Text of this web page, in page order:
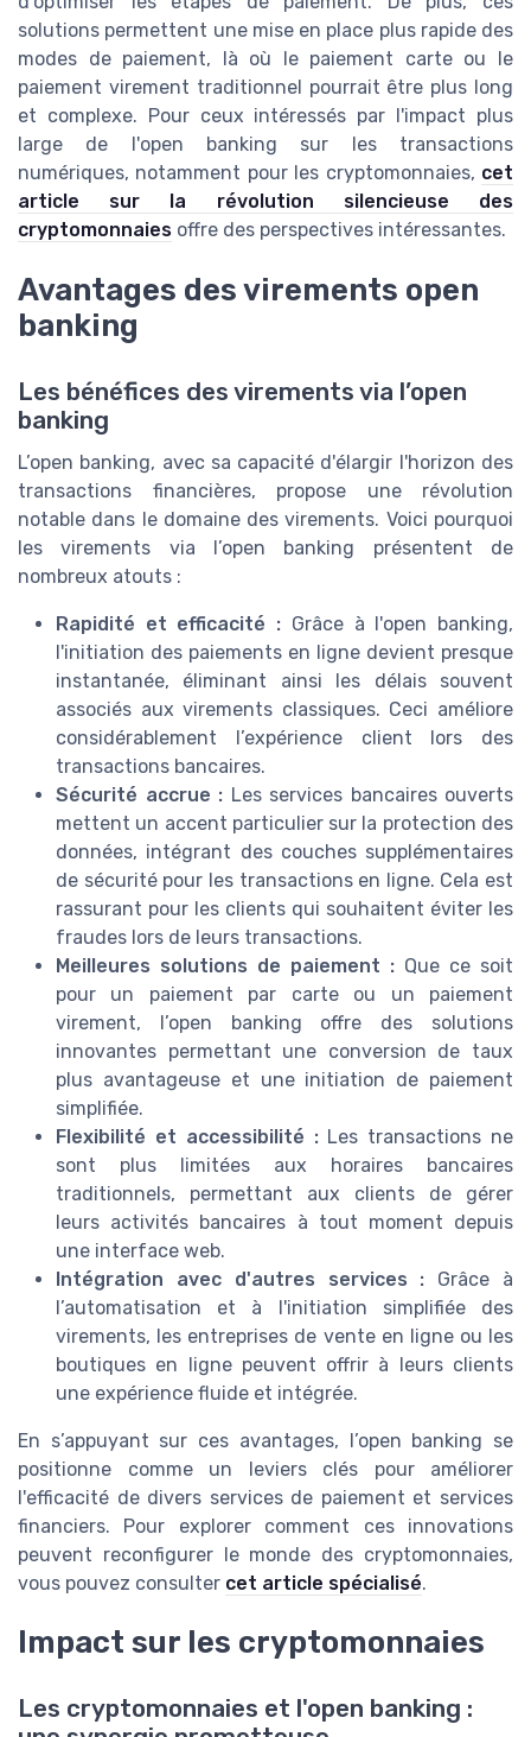
solutions permettent une mise en place plus rapide des
modes de paiement, là où le paiement carte ou le
paiement virement traditionnel pourrait être plus long
et complexe. Pour ceux intéressés par l'impact plus
large de l'open banking sur les transactions
numériques, notamment pour les cryptomonnaies, cet
article sur la révolution silencieuse des
cryptomonnaies offre des perspectives intéressantes.
Avantages des virements open
banking
Les bénéfices des virements via l’open
banking
L’open banking, avec sa capacité d'élargir l'horizon des
transactions financières, propose une révolution
notable dans le domaine des virements. Voici pourquoi
les virements via l’open banking présentent de
nombreux atouts :
Rapidité et efficacité : Grâce à l'open banking,
l'initiation des paiements en ligne devient presque
instantanée, éliminant ainsi les délais souvent
associés aux virements classiques. Ceci améliore
considérablement l’expérience client lors des
transactions bancaires.
Sécurité accrue : Les services bancaires ouverts
mettent un accent particulier sur la protection des
données, intégrant des couches supplémentaires
de sécurité pour les transactions en ligne. Cela est
rassurant pour les clients qui souhaitent éviter les
fraudes lors de leurs transactions.
Meilleures solutions de paiement : Que ce soit
pour un paiement par carte ou un paiement
virement, l’open banking offre des solutions
innovantes permettant une conversion de taux
plus avantageuse et une initiation de paiement
simplifiée.
Flexibilité et accessibilité :Les transactions ne
sont plus limitées aux horaires bancaires
traditionnels, permettant aux clients de gérer
leurs activités bancaires à tout moment depuis
une interface web.
Intégration avec d'autres services : Grâce à
l’automatisation et à l'initiation simplifiée des
virements, les entreprises de vente en ligne ou les
boutiques en ligne peuvent offrir à leurs clients
une expérience fluide et intégrée.
En s’appuyant sur ces avantages, l’open banking se
positionne comme un leviers clés pour améliorer
l'efficacité de divers services de paiement et services
financiers. Pour explorer comment ces innovations
peuvent reconfigurer le monde des cryptomonnaies,
vous pouvez consulter cet article spécialisé.
Impact sur les cryptomonnaies
Les cryptomonnaies et l'open banking :